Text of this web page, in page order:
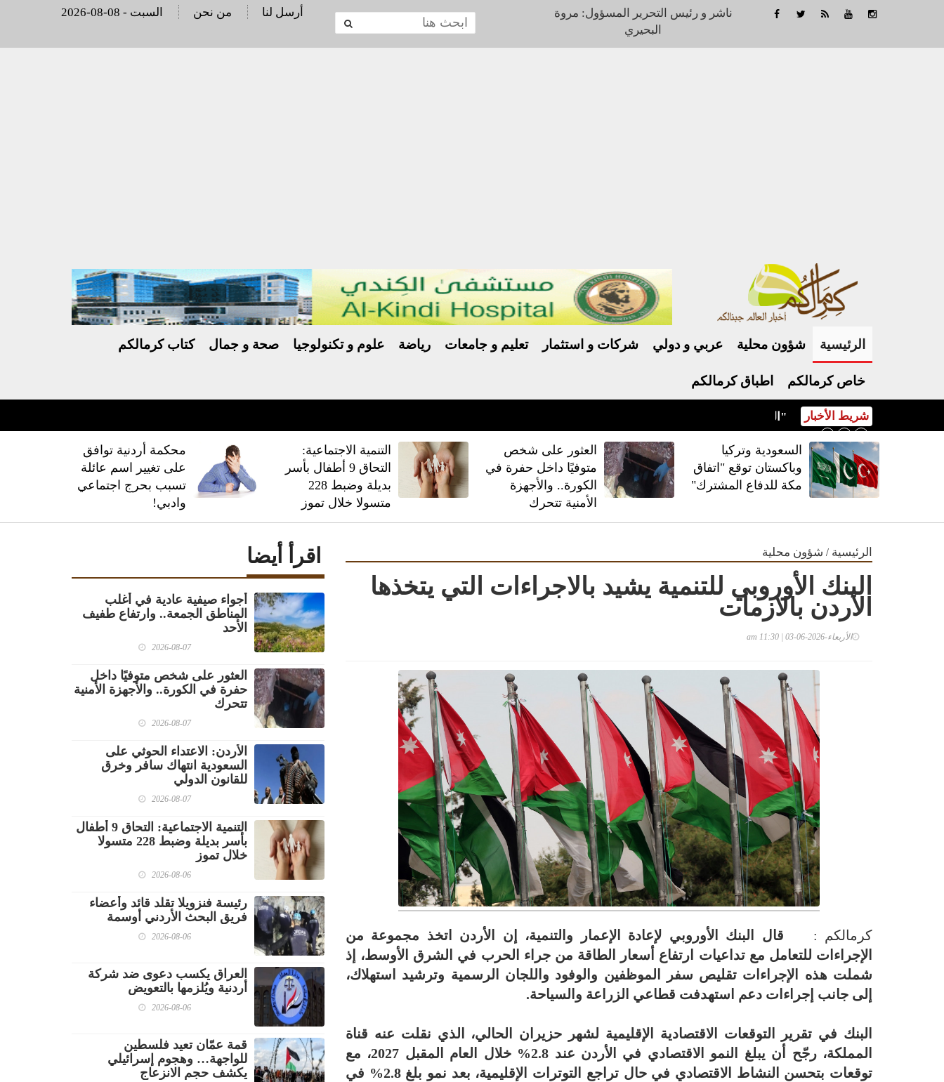
ناشر و رئيس التحرير المسؤول: مروة
البحيري
2026-08-08 - السبت من نحن أرسل لنا
الرئيسية شؤون محلية عربي و دولي شركات و استثمار تعليم و جامعات رياضة علوم و تكنولوجيا صحة و جمال كتاب كرمالكم
خاص كرمالكم اطباق كرمالكم
شريط الأخبار السعودية وتركيا وباكستان توقع "اتفاق مكة للدفاع المشترك"
السعودية وتركيا
وباكستان توقع "اتفاق
مكة للدفاع المشترك"
العثور على شخص
متوفيًا داخل حفرة في
الكورة.. والأجهزة
الأمنية تتحرك
‏التنمية الاجتماعية:
التحاق 9 أطفال بأسر
بديلة وضبط 228
متسولا خلال تموز
محكمة أردنية توافق
على تغيير اسم عائلة
تسبب بحرج اجتماعي
وادبي!
الرئيسية / شؤون محلية
البنك الأوروبي للتنمية يشيد بالاجراءات التي يتخذها
الأردن بالازمات
الأربعاء-2026-06-03 | 11:30 am
كرمالكم :
قال البنك الأوروبي لإعادة الإعمار والتنمية، إن الأردن اتخذ مجموعة من
الإجراءات للتعامل مع تداعيات ارتفاع أسعار الطاقة من جراء الحرب في الشرق الأوسط، إذ
شملت هذه الإجراءات تقليص سفر الموظفين والوفود واللجان الرسمية وترشيد استهلاك،
إلى جانب إجراءات دعم استهدفت قطاعي الزراعة والسياحة.
البنك في تقرير التوقعات الاقتصادية الإقليمية لشهر حزيران الحالي، الذي نقلت عنه قناة
المملكة، رجّح أن يبلغ النمو الاقتصادي في الأردن عند 2.8% خلال العام المقبل 2027، مع
توقعات بتحسن النشاط الاقتصادي في حال تراجع التوترات الإقليمية، بعد نمو بلغ 2.8% في
اقرأ أيضا
أجواء صيفية عادية في أغلب
المناطق الجمعة.. وارتفاع طفيف
الأحد
2026-08-07
العثور على شخص متوفيًا داخل
حفرة في الكورة.. والأجهزة الأمنية
تتحرك
2026-08-07
الأردن: الاعتداء الحوثي على
السعودية انتهاك سافر وخرق
للقانون الدولي
2026-08-07
‏التنمية الاجتماعية: التحاق 9 أطفال
بأسر بديلة وضبط 228 متسولا
خلال تموز
2026-08-06
رئيسة فنزويلا تقلد قائد وأعضاء
فريق البحث الأردني أوسمة
2026-08-06
العراق يكسب دعوى ضد شركة
أردنية ويُلزمها بالتعويض
2026-08-06
قمة عمّان تعيد فلسطين
للواجهة… وهجوم إسرائيلي
يكشف حجم الانزعاج